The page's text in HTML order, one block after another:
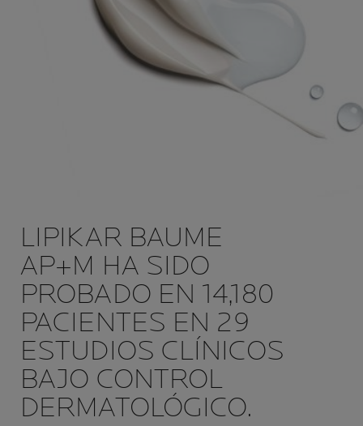
LIPIKAR BAUME
AP+M HA SIDO
PROBADO EN 14,180
PACIENTES EN 29
ESTUDIOS CLÍNICOS
BAJO CONTROL
DERMATOLÓGICO.